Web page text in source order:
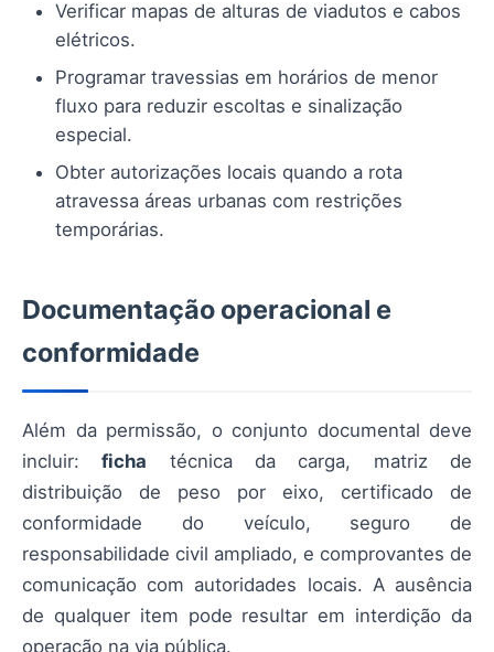
Verificar mapas de alturas de viadutos e cabos
elétricos.
Programar travessias em horários de menor
fluxo para reduzir escoltas e sinalização
especial.
Obter autorizações locais quando a rota
atravessa áreas urbanas com restrições
temporárias.
Documentação operacional e
conformidade
Além da permissão, o conjunto documental deve
incluir:ficha técnica da carga, matriz de
distribuição de peso por eixo, certificado de
conformidade do veículo, seguro de
responsabilidade civil ampliado, e comprovantes de
comunicação com autoridades locais. A ausência
de qualquer item pode resultar em interdição da
operação na via pública.